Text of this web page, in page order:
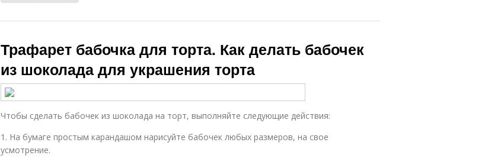
Трафарет бабочка для торта. Как делать бабочек
из шоколада для украшения торта
Чтобы сделать бабочек из шоколада на торт, выполняйте следующие действия:
1. На бумаге простым карандашом нарисуйте бабочек любых размеров, на свое
усмотрение.